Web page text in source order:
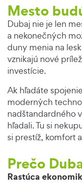
Mesto
Dubaj nie je len
a nekonečných
duny menia na
vznikajú nové
investície.
Ak hľadáte
moderných
nadštandardného
hľadali. Tu si
si prestíž, komfort
Prečo
Rastúca